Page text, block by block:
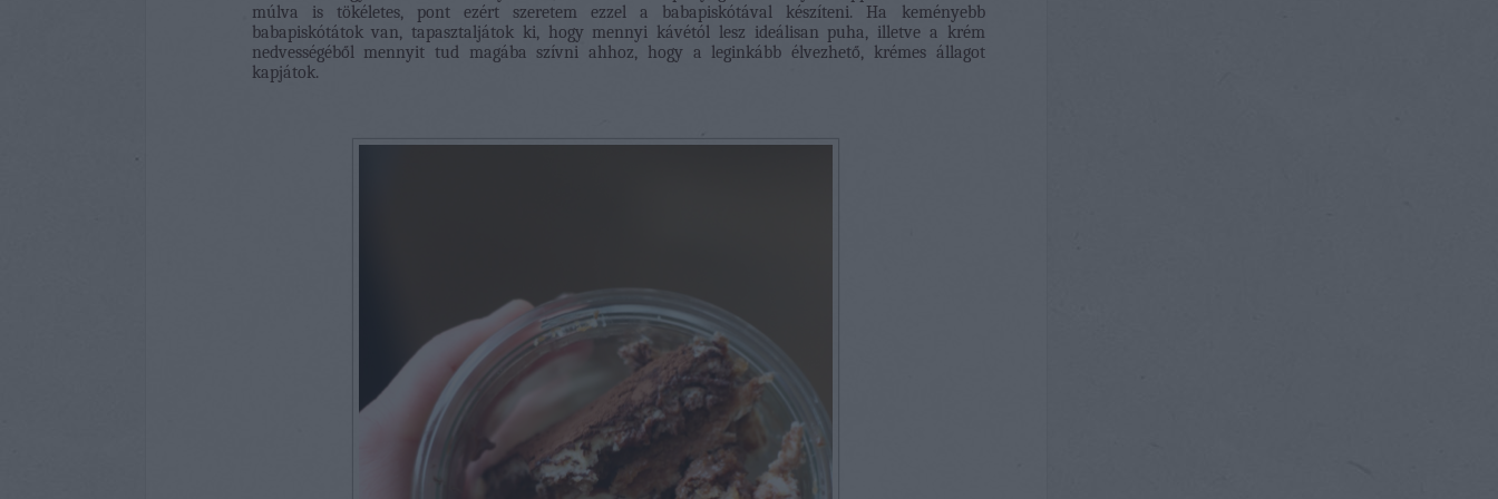
múlva is tökéletes, pont ezért szeretem ezzel a babapiskótával készíteni. Ha keményebb
babapiskótátok van, tapasztaljátok ki, hogy mennyi kávétól lesz ideálisan puha, illetve a krém
nedvességéből mennyit tud magába szívni ahhoz, hogy a leginkább élvezhető, krémes állagot
kapjátok.